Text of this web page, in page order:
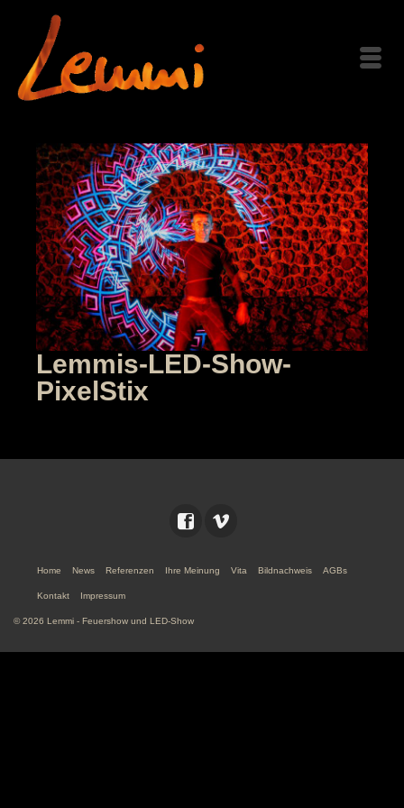
Lemmis-LED-Show-
PixelStix
Home News Referenzen Ihre Meinung Vita Bildnachweis AGBs
Kontakt Impressum
© 2026 Lemmi - Feuershow und LED-Show